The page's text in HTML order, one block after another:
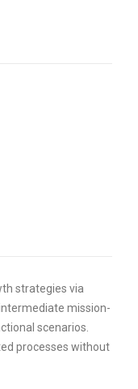
strategies via
mission-
scenarios.
processes without